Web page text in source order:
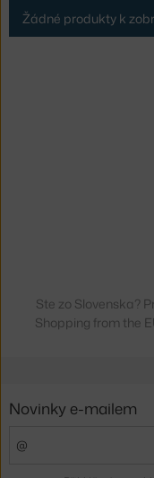
Žádné produkty k
Ste zo Slovenska?
Shopping from the
Novinky e-mailem